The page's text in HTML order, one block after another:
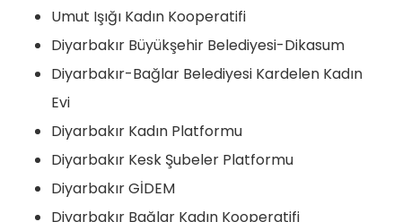
Umut Işığı Kadın Kooperatifi
Diyarbakır Büyükşehir Belediyesi-Dikasum
Diyarbakır-Bağlar Belediyesi Kardelen Kadın
Evi
Diyarbakır Kadın Platformu
Diyarbakır Kesk Şubeler Platformu
Diyarbakır GİDEM
Diyarbakır Bağlar Kadın Kooperatifi